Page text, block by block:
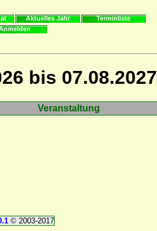
Aktuelles Jahr
Terminliste
bis 07.08.2027
Veranstaltung
© 2003-2017